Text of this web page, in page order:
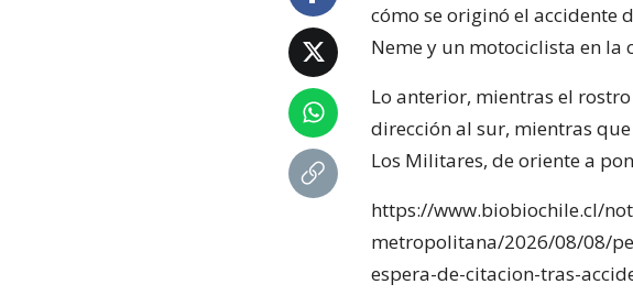
cómo se originó el accidente
Neme y un motociclista en la
Lo anterior, mientras el
dirección al sur, mientras
Los Militares, de oriente a
https://www.biobiochile.cl/
metropolitana/2026/08/08/
espera-de-citacion-tras-